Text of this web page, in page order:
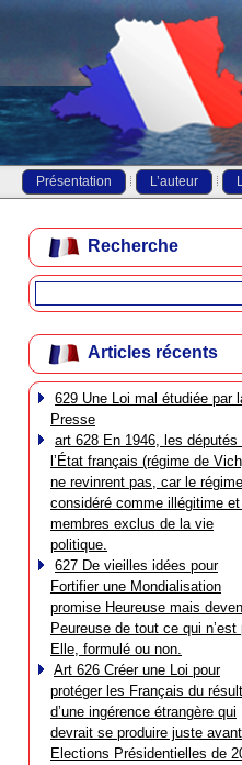
Présentation L’auteur
Recherche
Articles récents
629 Une Loi mal étudiée par
Presse
art 628 En 1946, les députés
l’État français (régime de
ne revinrent pas, car le
considéré comme illégitime
membres exclus de la vie
politique.
627 De vieilles idées pour
Fortifier une Mondialisation
promise Heureuse mais
Peureuse de tout ce qui n’est
Elle, formulé ou non.
Art 626 Créer une Loi pour
protéger les Français du
d’une ingérence étrangère qui
devrait se produire juste
Elections Présidentielles de